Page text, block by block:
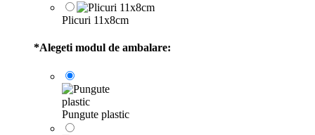
Plicuri 11x8cm
*Alegeti modul de ambalare:
Pungute plastic